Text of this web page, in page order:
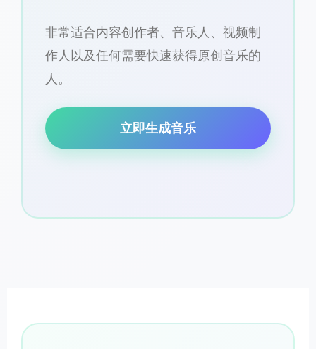
非常适合内容创作者、音乐人、视频制
作人以及任何需要快速获得原创音乐的
人。
立即生成音乐